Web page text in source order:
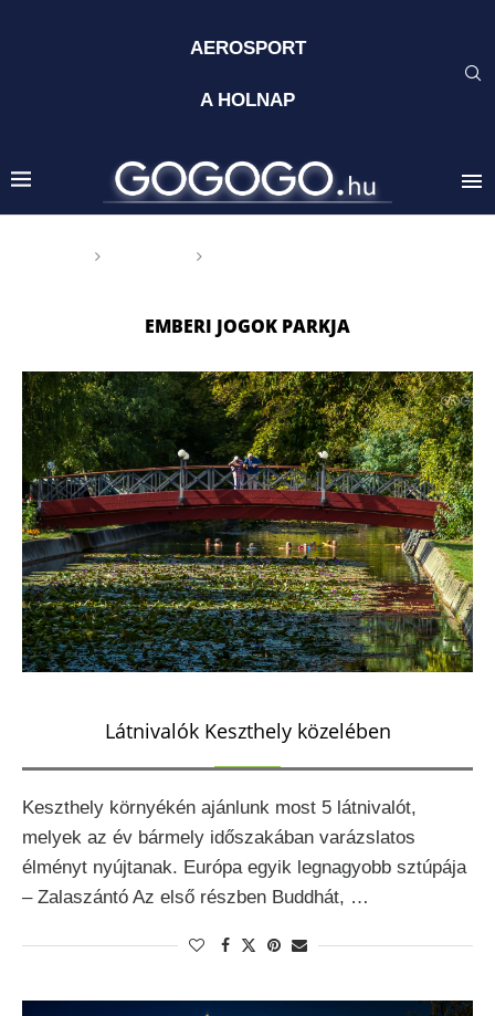
AEROSPORT
A HOLNAP
EMBERI JOGOK PARKJA
Látnivalók Keszthely közelében
Keszthely környékén ajánlunk most 5 látnivalót,
melyek az év bármely időszakában varázslatos
élményt nyújtanak. Európa egyik legnagyobb sztúpája
– Zalaszántó Az első részben Buddhát, …